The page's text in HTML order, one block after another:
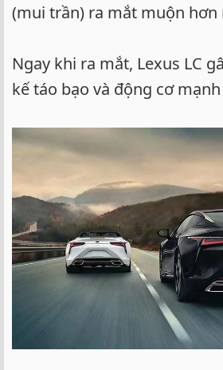
(mui trần) ra mắt muộn hơn
Ngay khi ra mắt, Lexus LC
kế táo bạo và động cơ